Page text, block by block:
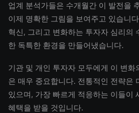
업계 분석가들은 수개월간 이 발전을
이제 명확한 그림을 보여주고 있습니
혁신, 그리고 변화하는 투자자 심리의
한 독특한 환경을 만들어냈습니다.
기관 및 개인 투자자 모두에게 이 변화
은 매우 중요합니다. 전통적인 전략은
있으며, 가장 빠르게 적응하는 이들이
혜택을 받을 것입니다.